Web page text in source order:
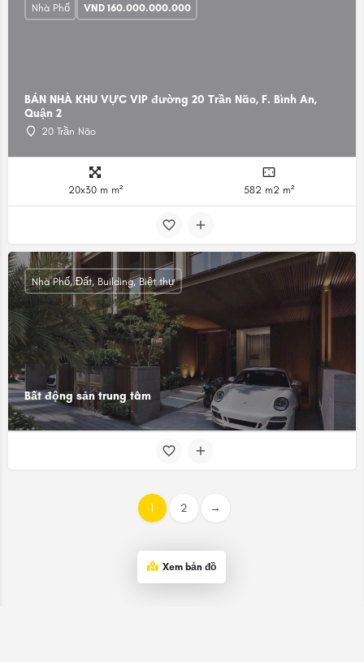
BÁN NHÀ KHU VỰC VIP đường 20 Trần Não, F. Bình An,
Quận 2
20 Trần Não
Nhà Phố VND 160.000.000.000
20x30 m m² 582 m2 m²
Bất động sản trung tâm
Nhà Phố, Đất, Building, Biệt thự
1 2 →
Xem bản đồ